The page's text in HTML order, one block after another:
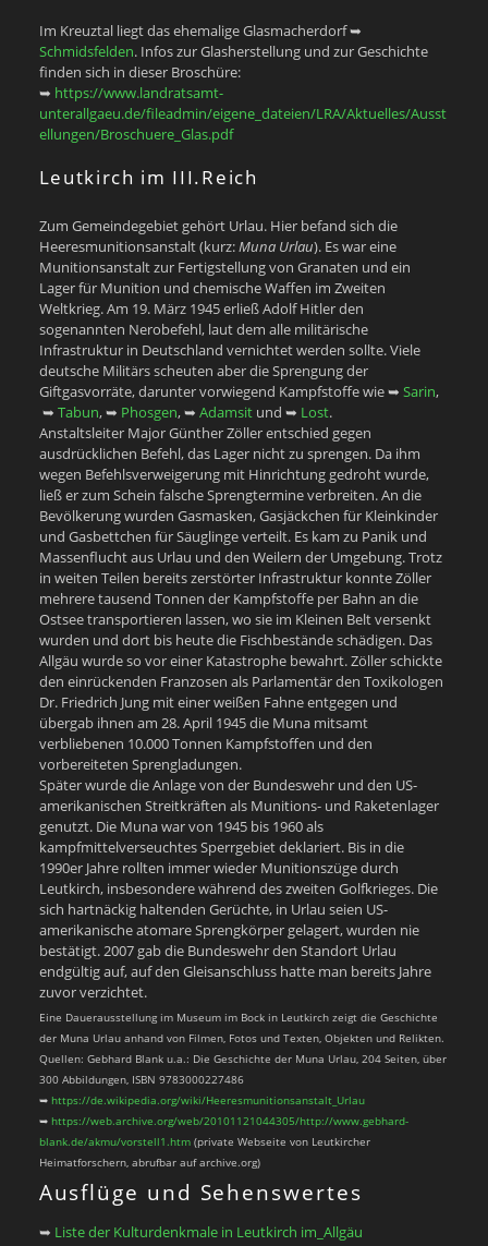
Im Kreuztal liegt das ehemalige Glasmacherdorf ➥
Schmidsfelden. Infos zur Glasherstellung und zur Geschichte
finden sich in dieser Broschüre:
➥ https://www.landratsamt-
unterallgaeu.de/fileadmin/eigene_dateien/LRA/Aktuelles/Ausst
ellungen/Broschuere_Glas.pdf
Leutkirch im III.Reich
Zum Gemeindegebiet gehört Urlau. Hier befand sich die
Heeresmunitionsanstalt (kurz:Muna Urlau). Es war eine
Munitionsanstalt zur Fertigstellung von Granaten und ein
Lager für Munition und chemische Waffen im Zweiten
Weltkrieg. Am 19. März 1945 erließ Adolf Hitler den
sogenannten Nerobefehl, laut dem alle militärische
Infrastruktur in Deutschland vernichtet werden sollte. Viele
deutsche Militärs scheuten aber die Sprengung der
Giftgasvorräte, darunter vorwiegend Kampfstoffe wie ➥ Sarin,
➥ Tabun, ➥ Phosgen, ➥ Adamsitund ➥ Lost.
Anstaltsleiter Major Günther Zöller entschied gegen
ausdrücklichen Befehl, das Lager nicht zu sprengen. Da ihm
wegen Befehlsverweigerung mit Hinrichtung gedroht wurde,
ließ er zum Schein falsche Sprengtermine verbreiten. An die
Bevölkerung wurden Gasmasken, Gasjäckchen für Kleinkinder
und Gasbettchen für Säuglinge verteilt. Es kam zu Panik und
Massenflucht aus Urlau und den Weilern der Umgebung. Trotz
in weiten Teilen bereits zerstörter Infrastruktur konnte Zöller
mehrere tausend Tonnen der Kampfstoffe per Bahn an die
Ostsee transportieren lassen, wo sie im Kleinen Belt versenkt
wurden und dort bis heute die Fischbestände schädigen. Das
Allgäu wurde so vor einer Katastrophe bewahrt. Zöller schickte
den einrückenden Franzosen als Parlamentär den Toxikologen
Dr. Friedrich Jung mit einer weißen Fahne entgegen und
übergab ihnen am 28. April 1945 die Muna mitsamt
verbliebenen 10.000 Tonnen Kampfstoffen und den
vorbereiteten Sprengladungen.
Später wurde die Anlage von der Bundeswehr und den US-
amerikanischen Streitkräften als Munitions- und Raketenlager
genutzt. Die Muna war von 1945 bis 1960 als
kampfmittelverseuchtes Sperrgebiet deklariert. Bis in die
1990er Jahre rollten immer wieder Munitionszüge durch
Leutkirch, insbesondere während des zweiten Golfkrieges. Die
sich hartnäckig haltenden Gerüchte, in Urlau seien US-
amerikanische atomare Sprengkörper gelagert, wurden nie
bestätigt. 2007 gab die Bundeswehr den Standort Urlau
endgültig auf, auf den Gleisanschluss hatte man bereits Jahre
zuvor verzichtet.
Eine Dauerausstellung im Museum im Bock in Leutkirch zeigt die Geschichte
der Muna Urlau anhand von Filmen, Fotos und Texten, Objekten und Relikten.
Quellen: Gebhard Blank u.a.: Die Geschichte der Muna Urlau, 204 Seiten, über
300 Abbildungen, ISBN 9783000227486
➥ https://de.wikipedia.org/wiki/Heeresmunitionsanstalt_Urlau
➥ https://web.archive.org/web/20101121044305/http://www.gebhard-
blank.de/akmu/vorstell1.htm(private Webseite von Leutkircher
Heimatforschern, abrufbar auf archive.org)
Ausflüge und Sehenswertes
➥ Liste der Kulturdenkmale in Leutkirch im_Allgäu